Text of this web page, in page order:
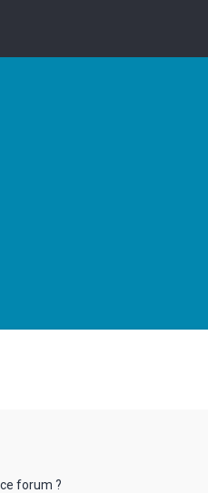
forum ?